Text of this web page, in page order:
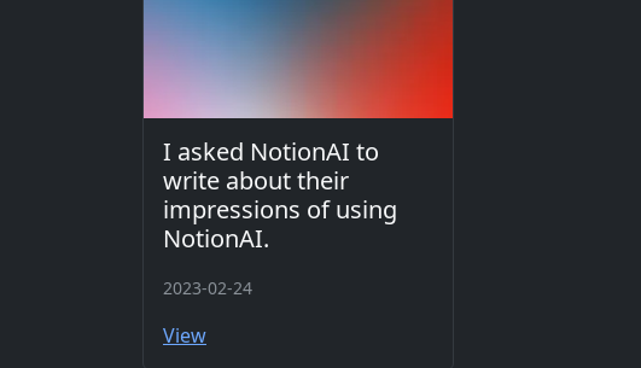
I asked NotionAI to
write about their
impressions of using
NotionAI.
2023-02-24
View